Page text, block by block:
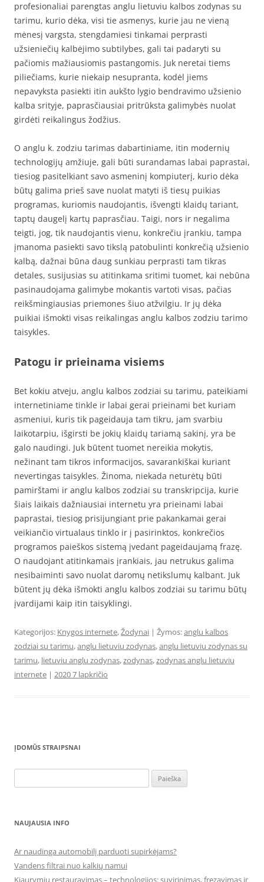
profesionaliai parengtas anglu lietuviu kalbos zodynas su
tarimu, kurio dėka, visi tie asmenys, kurie jau ne vieną
mėnesį vargsta, stengdamiesi tinkamai perprasti
užsieniečių kalbėjimo subtilybes, gali tai padaryti su
pačiomis mažiausiomis pastangomis. Juk neretai tiems
piliečiams, kurie niekaip nesupranta, kodėl jiems
nepavyksta pasiekti itin aukšto lygio bendravimo užsienio
kalba srityje, paprasčiausiai pritrūksta galimybės nuolat
girdėti reikalingus žodžius.
O anglu k. zodziu tarimas dabartiniame, itin modernių
technologijų amžiuje, gali būti surandamas labai paprastai,
tiesiog pasitelkiant savo asmeninį kompiuterį, kurio dėka
būtų galima prieš save nuolat matyti iš tiesų puikias
programas, kuriomis naudojantis, išvengti klaidų tariant,
taptų daugelį kartų paprasčiau. Taigi, nors ir negalima
teigti, jog, tik naudojantis vienu, konkrečiu įrankiu, tampa
įmanoma pasiekti savo tikslą patobulinti konkrečią užsienio
kalbą, dažnai būna daug sunkiau perprasti tam tikras
detales, susijusias su atitinkama sritimi tuomet, kai nebūna
pasinaudojama galimybe mokantis vartoti visas, pačias
reikšmingiausias priemones šiuo atžvilgiu. Ir jų dėka
puikiai išmokti visas reikalingas anglu kalbos zodziu tarimo
taisykles.
Patogu ir prieinama visiems
Bet kokiu atveju, anglu kalbos zodziai su tarimu, pateikiami
internetiniame tinkle ir labai gerai prieinami bet kuriam
asmeniui, kuris tik pageidauja tam tikru, jam svarbiu
laikotarpiu, išgirsti be jokių klaidų tariamą sakinį, yra be
galo naudingi. Juk būtent tuomet nereikia mokytis,
nežinant tam tikros informacijos, savarankiškai kuriant
nevertingas taisykles. Žinoma, niekada neturėtų būti
pamirštami ir anglu kalbos zodziai su transkripcija, kurie
šiais laikais dažniausiai internetu yra prieinami labai
paprastai, tiesiog prisijungiant prie pakankamai gerai
veikiančio virtualaus tinklo ir į pasirinktos, konkrečios
programos paieškos sistemą įvedant pageidaujamą frazę.
O naudojant atitinkamais įrankiais, jau netrukus galima
nesibaiminti savo nuolat daromų netikslumų kalbant. Juk
būtent jų dėka išmokti anglu kalbos zodziai su tarimu būtų
įvardijami kaip itin taisyklingi.
Kategorijos: Knygos internete,Žodynai | Žymos:anglu kalbos
zodziai su tarimu,anglu lietuviu zodynas,anglu lietuviu zodynas su
tarimu, lietuviu anglu zodynas,zodynas,zodynas anglu lietuviu
internete | 2020 7 lapkričio
ĮDOMŪS STRAIPSNAI
NAUJAUSIA INFO
Ar naudinga automobilį parduoti supirkėjams?
Vandens filtrai nuo kalkių namui
Kiaurymių restauravimas – technologijos: suvirinimas, frezavimas ir